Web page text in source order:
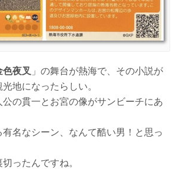
色夜叉 」の舞台が熱海で、その小説が
地になったらしい。
の貫一とお宮の像がサンビーチにあ
名なシーン、なんて酷い男！と思っ
ったんですね。